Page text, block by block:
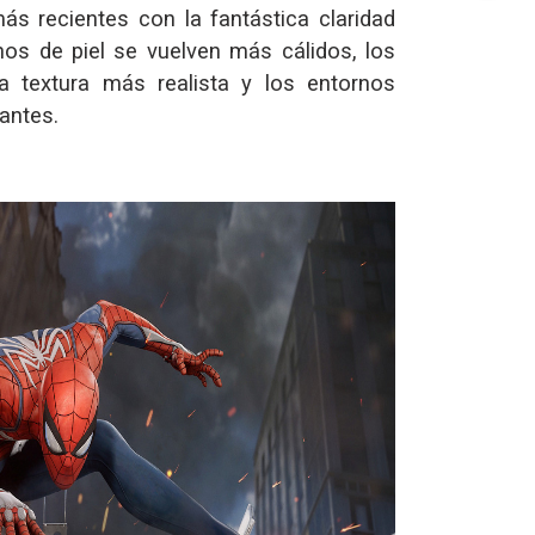
recientes con la fantástica claridad
de piel se vuelven más cálidos, los
textura más realista y los entornos